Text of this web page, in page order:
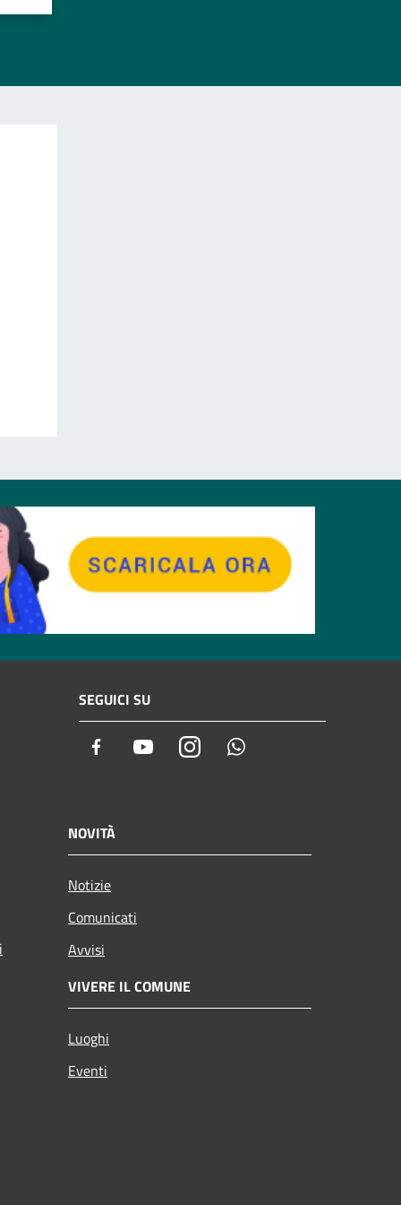
SEGUICI SU
Facebook YoutubeInstagram
NOVITÀ
Notizie
Comunicati
Avvisi
VIVERE IL COMUNE
Luoghi
Eventi